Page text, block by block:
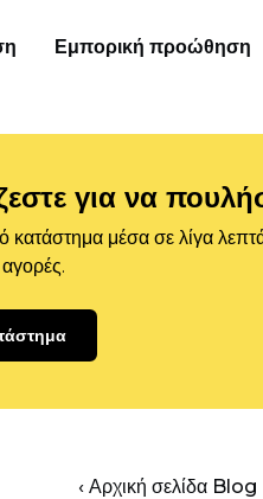
Εμπορική προώθηση
για να
κατάστημα μέσα σε λίγα
‹ Αρχική σελίδα Blog